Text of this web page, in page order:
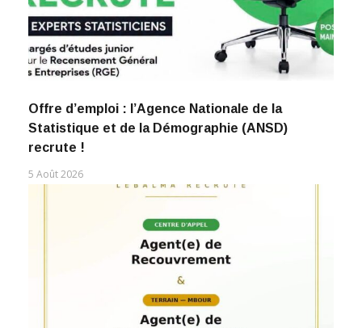
Offre d’emploi : l’Agence Nationale de la
Statistique et de la Démographie (ANSD)
recrute !
5 Août 2026